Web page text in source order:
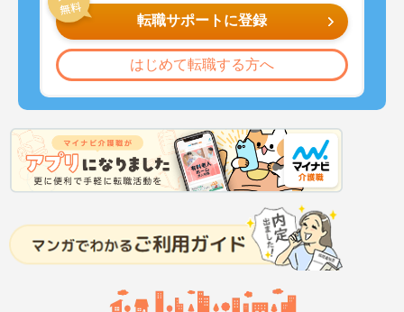
転職サポートに登録
はじめて転職する方へ